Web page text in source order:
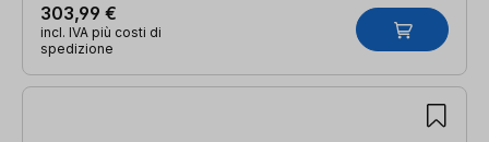
303,99 €
incl. IVA più costi di
spedizione